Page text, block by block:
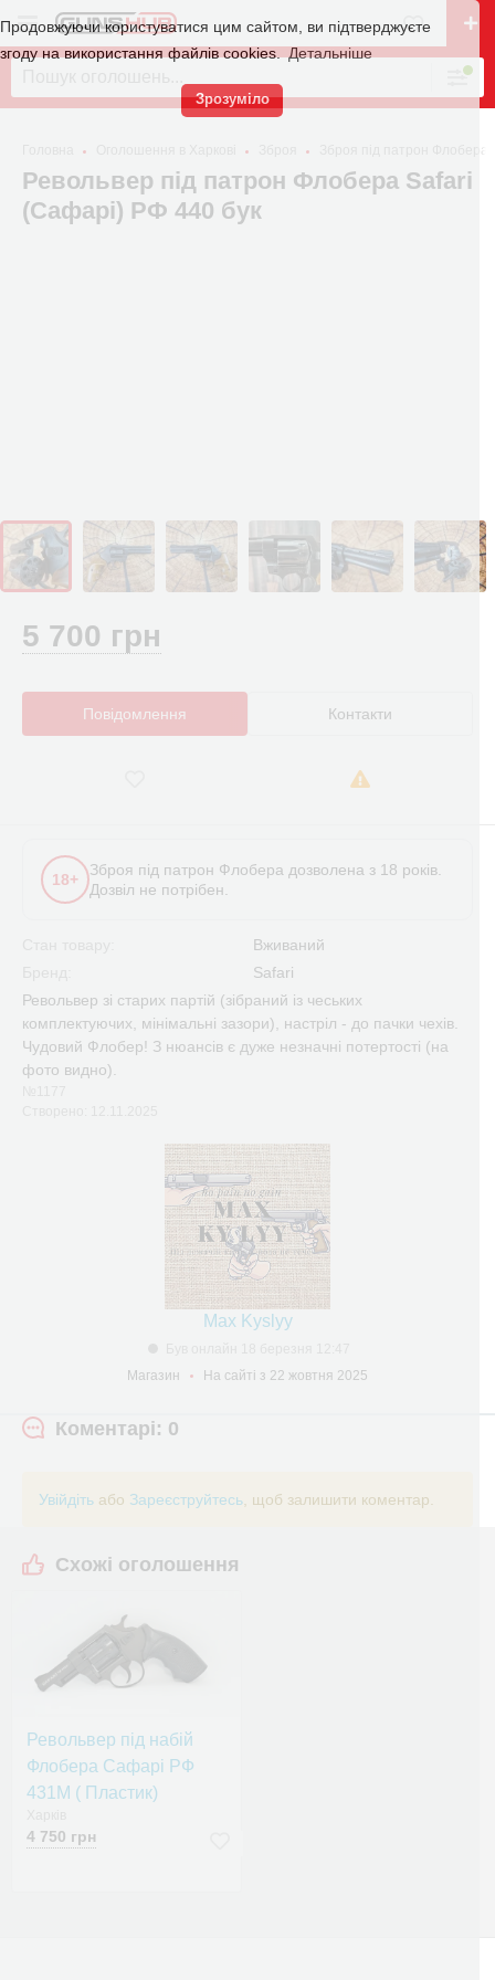
Продовжуючи користуватися цим сайтом, ви підтверджуєте
згоду на використання файлів cookies.
Детальніше
Зрозуміло
Зброя під патрон Флобера
Револьвер під патрон Флобера Safari
(Сафарі) РФ 440 бук
5 700 грн
Повідомлення Контакти
18+
Зброя під патрон Флобера дозволена з 18 років.
Дозвіл не потрібен.
Вживаний
Safari
Револьвер зі старих партій (зібраний із чеських
комплектуючих, мінімальні зазори), настріл - до пачки чехів.
Чудовий Флобер! З нюансів є дуже незначні потертості (на
фото видно).
Max Kyslyy
Магазин
На сайті з 22 жовтня 2025
Коментарі: 0
Увійдіть або Зареєструйтесь , щоб залишити коментар.
Схожі оголошення
Револьвер під набій
Флобера Сафарі РФ
431М ( Пластик)
4 750 грн